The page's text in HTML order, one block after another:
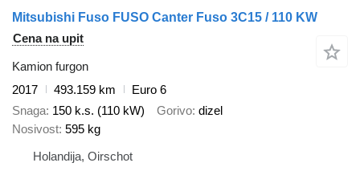
Mitsubishi Fuso FUSO Canter Fuso 3C15 / 110 KW
Cena na upit
Kamion furgon
2017
493.159 km
Euro 6
Snaga 150 k.s. (110 kW) Gorivo dizel
Nosivost 595 kg
Holandija, Oirschot